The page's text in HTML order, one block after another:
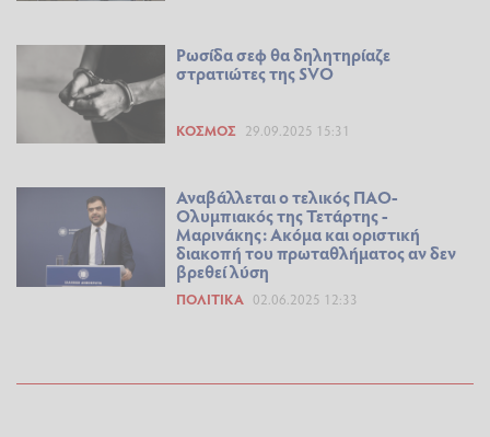
Ρωσίδα σεφ θα δηλητηρίαζε
στρατιώτες της SVO
ΚΌΣΜΟΣ 29.09.2025 15:31
Αναβάλλεται ο τελικός ΠΑΟ-
Ολυμπιακός της Τετάρτης -
Μαρινάκης: Ακόμα και οριστική
διακοπή του πρωταθλήματος αν δεν
βρεθεί λύση
ΠΟΛΙΤΙΚΆ 02.06.2025 12:33